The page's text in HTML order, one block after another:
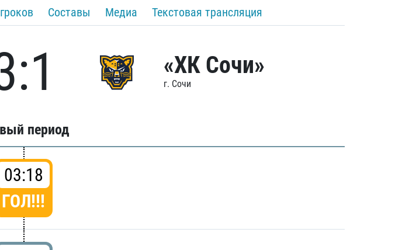
Составы Медиа Текстовая трансляция
«ХК Сочи»
г. Сочи
период
03:18
ГОЛ!!!